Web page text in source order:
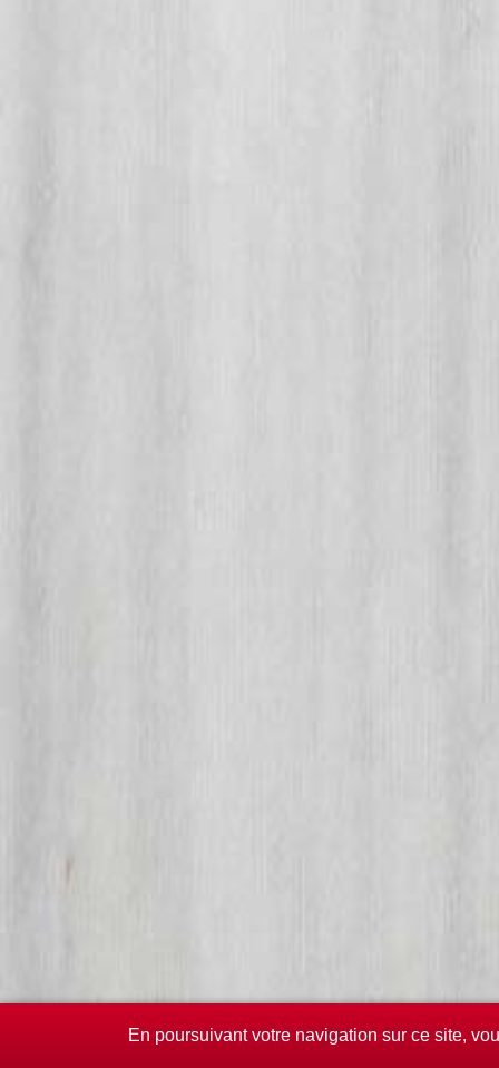
En poursuivant votre navigation sur ce site,